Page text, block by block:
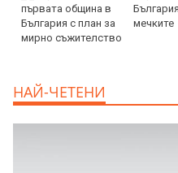
мечките
НАЙ-ЧЕТЕНИ